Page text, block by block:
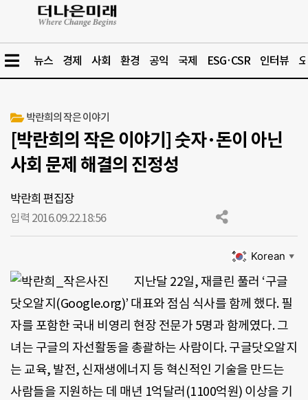
뉴스 경제 사회 환경 공익 국제 ESG·CSR 인터뷰
박란희의 작은 이야기
[박란희의 작은 이야기] 숫자·돈이 아닌
사회 문제 해결의 진정성
박란희 편집장
입력 2016.09.22.18:56
Korean ▼
지난달 22일, 재클린 풀러 ‘구글
닷오알지(Google.org)’ 대표와 점심 식사를 함께 했다. 필
자를 포함한 국내 비영리 현장 전문가 5명과 함께였다. 그
녀는 구글의 자선활동을 총괄하는 사람이다. 구글닷오알지
는 교육, 발전, 신재생에너지 등 혁신적인 기술을 만드는
사람들을 지원하는 데 매년 1억달러(1100억원) 이상을 기